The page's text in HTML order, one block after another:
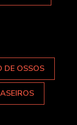
DE OSSOS